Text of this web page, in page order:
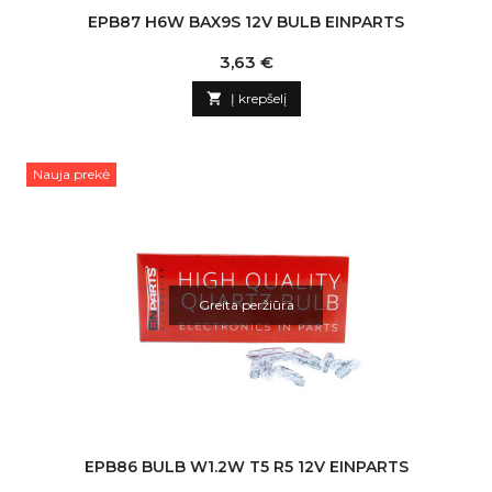
EPB87 H6W BAX9S 12V BULB EINPARTS
Kaina
3,63 €
 Į krepšelį
Nauja prekė
Greita peržiūra
EPB86 BULB W1.2W T5 R5 12V EINPARTS